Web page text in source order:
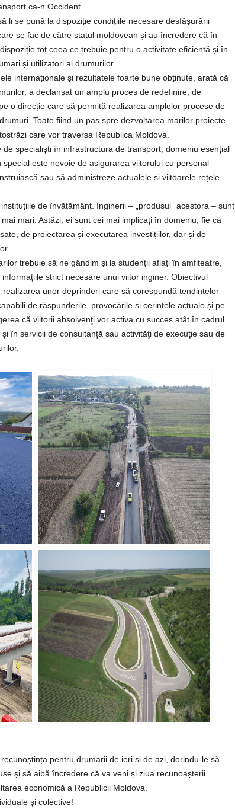
ca-n Occident.
li se pună la dispoziție condițiile necesare desfășurării
se fac de către statul moldovean și au încredere că în
tot ceea ce trebuie pentru o activitate eficientă și în
și utilizatori ai drumurilor.
internaționale și rezultatele foarte bune obținute, arată că
a declanșat un amplu proces de redefinire, de
o direcție care să permită realizarea amplelor procese de
Toate fiind un pas spre dezvoltarea marilor proiecte
care vor traversa Republica Moldova.
specialiști în infrastructura de transport, domeniu esențial
este nevoie de asigurarea viitorului cu personal
sau să administreze actualele și viitoarele rețele
de învățământ. Inginerii – „produsul” acestora – sunt
mari. Astăzi, ei sunt cei mai implicați în domeniu, fie că
de proiectarea și executarea investițiilor, dar și de
trebuie să ne gândim și la studenții aflați în amfiteatre,
strict necesare unui viitor inginer. Obiectivul
unor deprinderi care să corespundă tendințelor
de răspunderile, provocările și cerințele actuale și pe
că viitorii absolvenţi vor activa cu succes atât în cadrul
în servicii de consultanţă sau activităţi de execuţie sau de
pentru drumarii de ieri și de azi, dorindu-le să
și să aibă încredere că va veni și ziua recunoașterii
economică a Republicii Moldova.
și colective!